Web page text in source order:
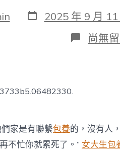
發
表
2025 年 9 月 11
在
〈貴
工
會
展
尚無
家是有聯繫包養的，沒有人，
再不忙你就累死了。” 女大生包